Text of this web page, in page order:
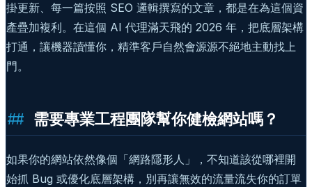
掛更新、每一篇按照 SEO 邏輯撰寫的文章，都是在為這個資
產疊加複利。在這個 AI 代理滿天飛的 2026 年，把底層架構
打通，讓機器讀懂你，精準客戶自然會源源不絕地主動找上
門。
需要專業工程團隊幫你健檢網站嗎？
如果你的網站依然像個「網路隱形人」，不知道該從哪裡開
始抓 Bug 或優化底層架構，別再讓無效的流量流失你的訂單